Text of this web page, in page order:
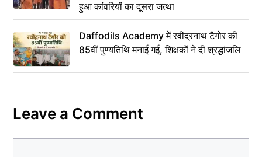
हुआ कांवरियों का दूसरा जत्था
Daffodils Academy में रवींद्रनाथ टैगोर की
85वीं पुण्यतिथि मनाई गई, शिक्षकों ने दी श्रद्धांजलि
Leave a Comment